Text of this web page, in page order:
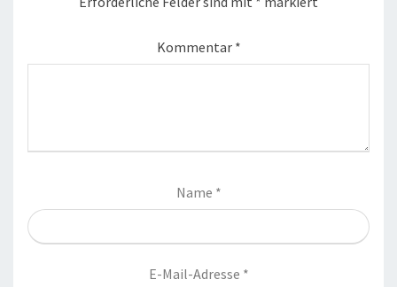
Kommentar *
Name *
E-Mail-Adresse *